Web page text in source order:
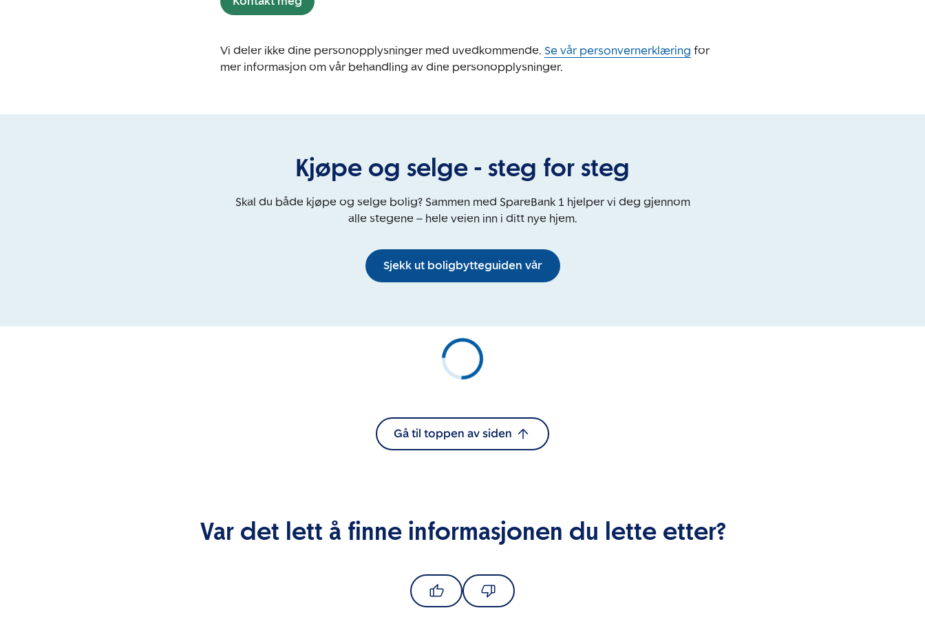
Vi deler ikke dine personopplysninger med uvedkommende. Se vår personvernerklæring for
mer informasjon om vår behandling av dine personopplysninger.
Kjøpe og selge - steg for steg
Skal du både kjøpe og selge bolig? Sammen med SpareBank 1 hjelper vi deg gjennom
alle stegene – hele veien inn i ditt nye hjem.
Sjekk ut boligbytteguiden vår
Gå til toppen av siden
Var det lett å finne informasjonen du lette etter?